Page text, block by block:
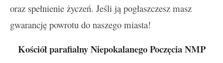
oraz spełnienie życzeń. Jeśli ją pogłaszczesz masz
gwarancję powrotu do naszego miasta!
Kościół parafialny Niepokalanego Poczęcia NMP